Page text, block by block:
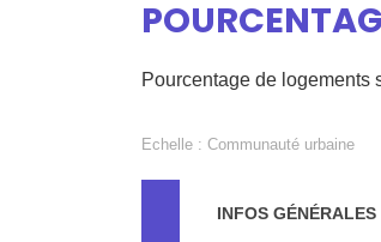
Pourcentage de logements
Echelle : Communauté urbaine
INFOS GÉNÉRALES